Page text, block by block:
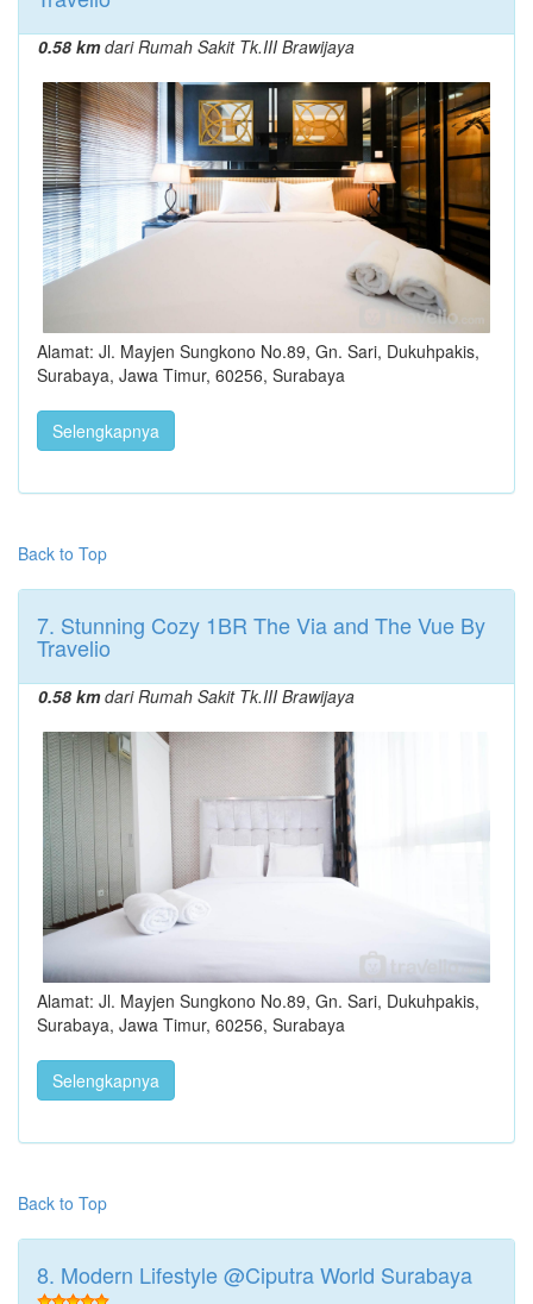
0.58 kmdari Rumah Sakit Tk.III Brawijaya
Alamat: Jl. Mayjen Sungkono No.89, Gn. Sari, Dukuhpakis,
Surabaya, Jawa Timur, 60256, Surabaya
Selengkapnya
Back to Top
7. Stunning Cozy 1BR The Via and The Vue By
Travelio
0.58 kmdari Rumah Sakit Tk.III Brawijaya
Alamat: Jl. Mayjen Sungkono No.89, Gn. Sari, Dukuhpakis,
Surabaya, Jawa Timur, 60256, Surabaya
Selengkapnya
Back to Top
8. Modern Lifestyle @Ciputra World Surabaya